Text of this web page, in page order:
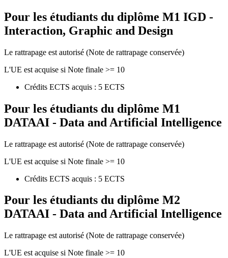
Pour les étudiants du diplôme M1 IGD -
Interaction, Graphic and Design
Le rattrapage est autorisé (Note de rattrapage conservée)
L'UE est acquise si Note finale >= 10
Crédits ECTS acquis : 5 ECTS
Pour les étudiants du diplôme M1
DATAAI - Data and Artificial Intelligence
Le rattrapage est autorisé (Note de rattrapage conservée)
L'UE est acquise si Note finale >= 10
Crédits ECTS acquis : 5 ECTS
Pour les étudiants du diplôme M2
DATAAI - Data and Artificial Intelligence
Le rattrapage est autorisé (Note de rattrapage conservée)
L'UE est acquise si Note finale >= 10